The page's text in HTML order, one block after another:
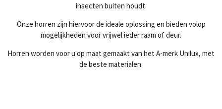
insecten buiten houdt.
Onze horren zijn hiervoor de ideale oplossing en bieden volop
mogelijkheden voor vrijwel ieder raam of deur.
Horren worden voor u op maat gemaakt van het A-merk Unilux, met
de beste materialen.